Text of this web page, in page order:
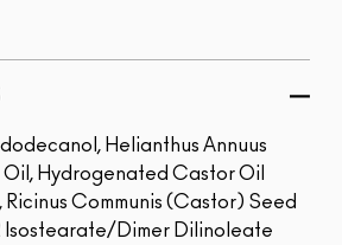
...
Helianthus Annuus
Hydrogenated Castor Oil
Communis (Castor) Seed
Isostearate/Dimer Dilinoleate